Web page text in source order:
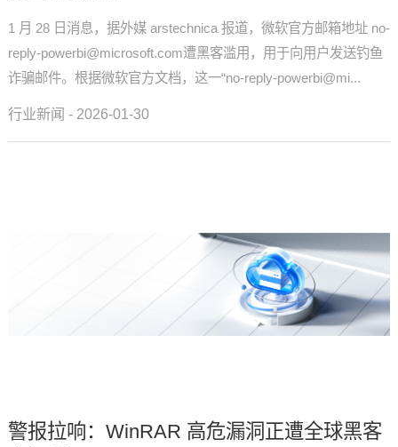
1 月 28 日消息，据外媒 arstechnica 报道，微软官方邮箱地址 no-
reply-powerbi@microsoft.com遭黑客滥用，用于向用户发送钓鱼
诈骗邮件。根据微软官方文档，这一“no-reply-powerbi@mi...
行业新闻 - 2026-01-30
警报拉响：WinRAR 高危漏洞正遭全球黑客